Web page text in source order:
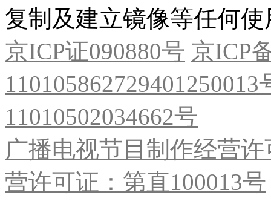
复制及建立镜像等任何使
京ICP证090880号 京ICP
11010502034662号
广播电视节目制作经营
营许可证：第直100013号